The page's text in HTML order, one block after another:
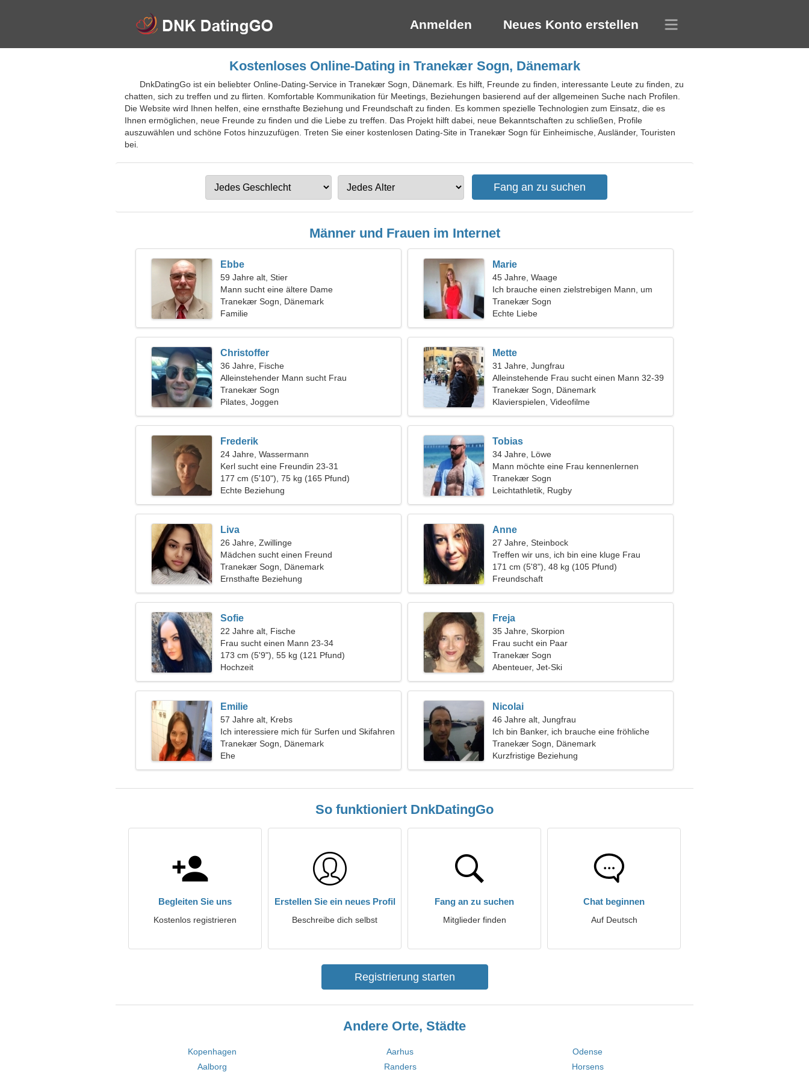
Anmelden Neues Konto erstellen
Kostenloses Online-Dating in Tranekær Sogn, Dänemark
DnkDatingGo ist ein beliebter Online-Dating-Service in Tranekær Sogn, Dänemark. Es hilft, Freunde zu finden, interessante Leute zu finden, zu
chatten, sich zu treffen und zu flirten. Komfortable Kommunikation für Meetings, Beziehungen basierend auf der allgemeinen Suche nach Profilen.
Die Website wird Ihnen helfen, eine ernsthafte Beziehung und Freundschaft zu finden. Es kommen spezielle Technologien zum Einsatz, die es
Ihnen ermöglichen, neue Freunde zu finden und die Liebe zu treffen. Das Projekt hilft dabei, neue Bekanntschaften zu schließen, Profile
auszuwählen und schöne Fotos hinzuzufügen. Treten Sie einer kostenlosen Dating-Site in Tranekær Sogn für Einheimische, Ausländer, Touristen
bei.
Männer und Frauen im Internet
Ebbe
59 Jahre alt, Stier
Mann sucht eine ältere Dame
Tranekær Sogn, Dänemark
Familie
Marie
45 Jahre, Waage
Ich brauche einen zielstrebigen Mann, um
zusammen zu reisen
Tranekær Sogn
Echte Liebe
Christoffer
36 Jahre, Fische
Alleinstehender Mann sucht Frau
Tranekær Sogn
Pilates, Joggen
Mette
31 Jahre, Jungfrau
Alleinstehende Frau sucht einen Mann 32-39
Tranekær Sogn, Dänemark
Klavierspielen, Videofilme
Frederik
24 Jahre, Wassermann
Kerl sucht eine Freundin 23-31
177 cm (5'10"), 75 kg (165 Pfund)
Echte Beziehung
Tobias
34 Jahre, Löwe
Mann möchte eine Frau kennenlernen
Tranekær Sogn
Leichtathletik, Rugby
Liva
26 Jahre, Zwillinge
Mädchen sucht einen Freund
Tranekær Sogn, Dänemark
Ernsthafte Beziehung
Anne
27 Jahre, Steinbock
Treffen wir uns, ich bin eine kluge Frau
171 cm (5'8"), 48 kg (105 Pfund)
Freundschaft
Sofie
22 Jahre alt, Fische
Frau sucht einen Mann 23-34
173 cm (5'9"), 55 kg (121 Pfund)
Hochzeit
Freja
35 Jahre, Skorpion
Frau sucht ein Paar
Tranekær Sogn
Abenteuer, Jet-Ski
Emilie
57 Jahre alt, Krebs
Ich interessiere mich für Surfen und Skifahren
Tranekær Sogn, Dänemark
Ehe
Nicolai
46 Jahre alt, Jungfrau
Ich bin Banker, ich brauche eine fröhliche
Frau
Tranekær Sogn, Dänemark
Kurzfristige Beziehung
So funktioniert DnkDatingGo
Begleiten Sie uns
Kostenlos registrieren
Erstellen Sie ein neues Profil
Beschreibe dich selbst
Fang an zu suchen
Mitglieder finden
Chat beginnen
Auf Deutsch
Registrierung starten
Andere Orte, Städte
Kopenhagen Aarhus
Odense
Aalborg
Randers
Horsens